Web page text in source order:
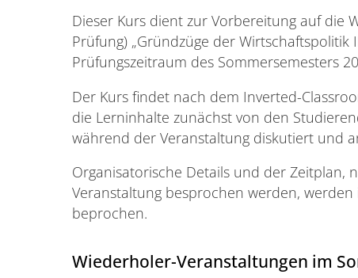
Dieser Kurs dient zur Vorbereitung auf die
Prüfung) „Gründzüge der Wirtschaftspolitik
Prüfungszeitraum des Sommersemesters
Der Kurs findet nach dem Inverted-
die Lerninhalte zunächst von den
während der Veranstaltung diskutiert und
Organisatorische Details und der Zeitplan,
Veranstaltung besprochen werden,
beprochen.
Wiederholer-Veranstaltungen im